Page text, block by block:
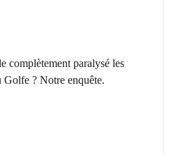
complètement paralysé les
Golfe ? Notre enquête.